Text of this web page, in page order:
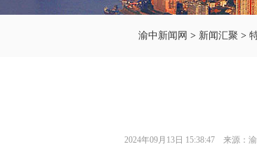
渝中新闻网 > 新闻汇聚 >
2024年09月13日 15:38:47 来源：